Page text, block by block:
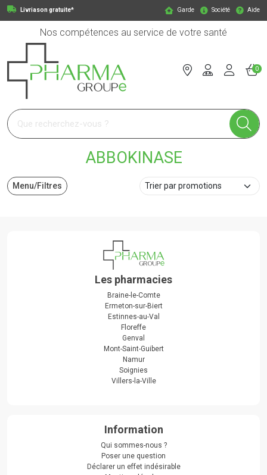
Livriason gratuite* Garde Société Aide
Nos compétences au service de votre santé
Pharmagroupe Votre pharmacie en ligne à votre service
0
ABBOKINASE
Menu/Filtres
Les pharmacies
Braine-le-Comte
Ermeton-sur-Biert
Estinnes-au-Val
Floreffe
Genval
Mont-Saint-Guibert
Namur
Soignies
Villers-la-Ville
Information
Qui sommes-nous ?
Poser une question
Déclarer un effet indésirable